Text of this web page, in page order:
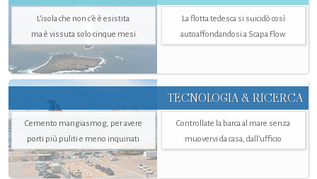
L’isola che non c'è è esistita
ma è vissuta solo cinque mesi
La flotta tedesca si suicidò così
autoaffondandosi a Scapa Flow
TECNOLOGIA & RICERCA
Cemento mangiasmog, per avere
porti più puliti e meno inquinati
Controllate la barca al mare senza
muovervi da casa, dall’ufficio